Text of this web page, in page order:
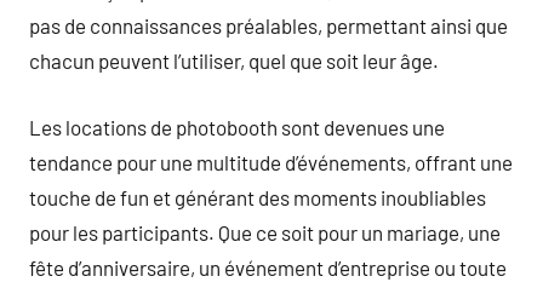
pas de connaissances préalables, permettant ainsi que
chacun peuvent l’utiliser, quel que soit leur âge.
Les locations de photobooth sont devenues une
tendance pour une multitude d’événements, offrant une
touche de fun et générant des moments inoubliables
pour les participants. Que ce soit pour un mariage, une
fête d’anniversaire, un événement d’entreprise ou toute